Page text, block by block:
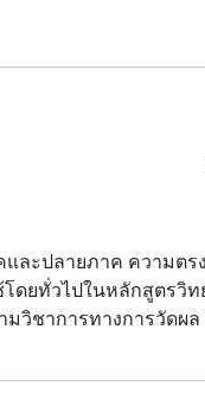
ะปลายภาค ความตรง
ดยทั่วไปในหลักสูตรวิ
วิชาการทางการวัดผล